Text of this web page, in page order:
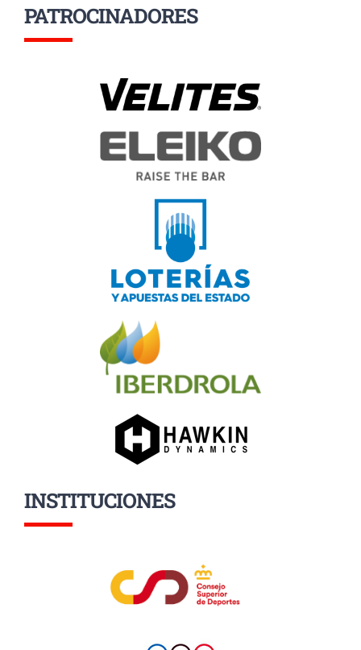
PATROCINADORES
INSTITUCIONES